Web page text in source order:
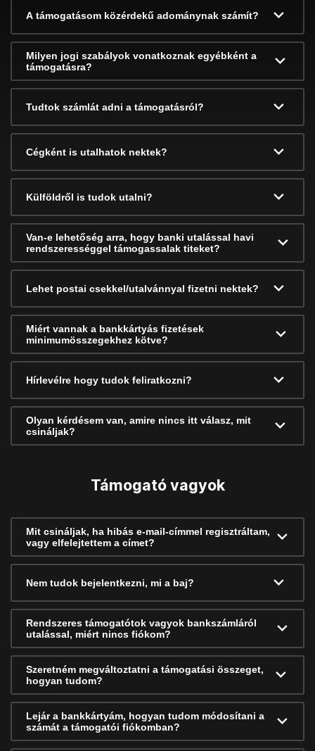
A támogatásom közérdekű adománynak számít?
Milyen jogi szabályok vonatkoznak egyébként a
támogatásra?
Tudtok számlát adni a támogatásról?
Cégként is utalhatok nektek?
Külföldről is tudok utalni?
Van-e lehetőség arra, hogy banki utalással havi
rendszerességgel támogassalak titeket?
Lehet postai csekkel/utalvánnyal fizetni nektek?
Miért vannak a bankkártyás fizetések
minimumösszegekhez kötve?
Hírlevélre hogy tudok feliratkozni?
Olyan kérdésem van, amire nincs itt válasz, mit
csináljak?
Támogató vagyok
Mit csináljak, ha hibás e-mail-címmel regisztráltam,
vagy elfelejtettem a címet?
Nem tudok bejelentkezni, mi a baj?
Rendszeres támogatótok vagyok bankszámláról
utalással, miért nincs fiókom?
Szeretném megváltoztatni a támogatási összeget,
hogyan tudom?
Lejár a bankkártyám, hogyan tudom módosítani a
számát a támogatói fiókomban?